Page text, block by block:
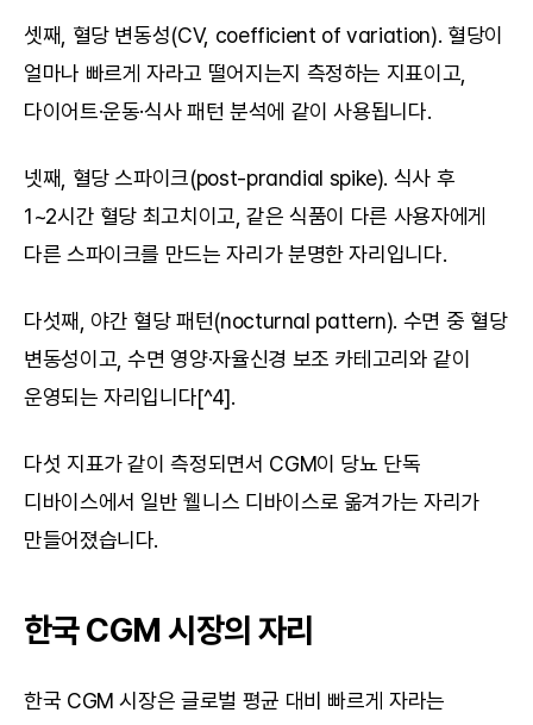
셋째, 혈당 변동성(CV, coefficient of variation). 혈당이
얼마나 빠르게 자라고 떨어지는지 측정하는 지표이고,
다이어트·운동·식사 패턴 분석에 같이 사용됩니다.
넷째, 혈당 스파이크(post-prandial spike). 식사 후
1~2시간 혈당 최고치이고, 같은 식품이 다른 사용자에게
다른 스파이크를 만드는 자리가 분명한 자리입니다.
다섯째, 야간 혈당 패턴(nocturnal pattern). 수면 중 혈당
변동성이고, 수면 영양·자율신경 보조 카테고리와 같이
운영되는 자리입니다[^4].
다섯 지표가 같이 측정되면서 CGM이 당뇨 단독
디바이스에서 일반 웰니스 디바이스로 옮겨가는 자리가
만들어졌습니다.
한국 CGM 시장의 자리
한국 CGM 시장은 글로벌 평균 대비 빠르게 자라는